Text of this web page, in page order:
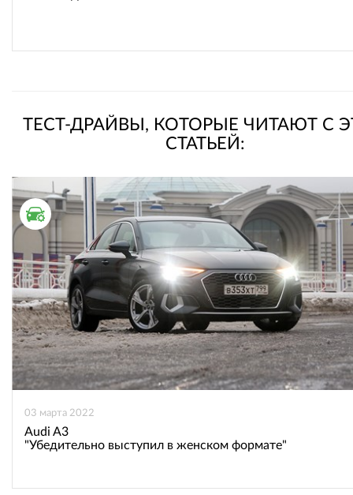
ТЕСТ-ДРАЙВЫ, КОТОРЫЕ ЧИТАЮТ С
СТАТЬЕЙ:
ТЕСТ ДРАЙВ
03 марта 2022
Audi A3
"Убедительно выступил в женском формате"